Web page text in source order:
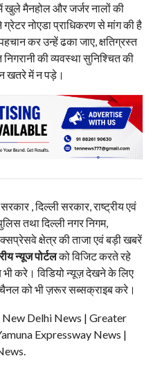
खुले मैनहोल और जर्जर नालों की
नोएडा प्राधिकरण से मांग की है
कर उन्हें ढका जाए, क्षतिग्रस्त
की व्यवस्था सुनिश्चित की
खतरे में न पड़े।
, दिल्ली सरकार, राष्ट्रीय एवं
तथा दिल्ली नगर निगम,
क्षेत्र की ताजा एवं बड़ी खबरें
न्यूज पोर्टलको विजिट करते रहे
करे। विडियो न्यूज़ देखने के लिए
को भी ज़रूर सब्सक्राइब करे।
New Delhi News | Greater
Expressway News |